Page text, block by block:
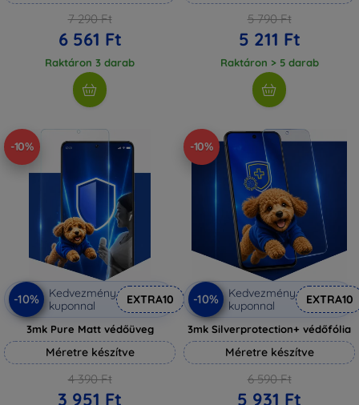
7 290 Ft
6 561 Ft
Raktáron 3 darab
5 790 Ft
5 211 Ft
Raktáron > 5 darab
-10%
-10%
Kedvezmény
kuponnal
EXTRA10
3mk Pure Matt védőüveg
Méretre készítve
4 390 Ft
3 951 Ft
-10%
-10%
Kedvezmény
kuponnal
EXTRA10
3mk Silverprotection+ védőfólia
Méretre készítve
6 590 Ft
5 931 Ft